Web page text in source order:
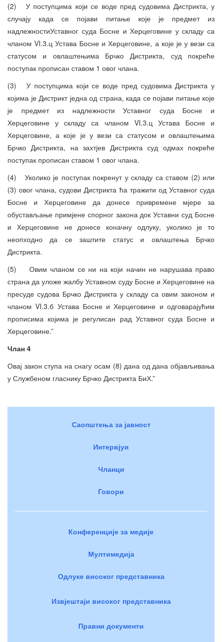
(2) У поступцима који се воде пред судовима Дистрикта, у
случају када се појави питање које је предмет из
надлежностиУставног суда Босне и Херцеговине у складу са
чланом VI.3.ц Устава Босне и Херцеговине, а које је у вези са
статусом и овлаштењима Брчко Дистрикта, суд покреће
поступак прописан ставом 1 овог члана.
(3) У поступцима који се воде пред судовима Дистрикта у
којима је Дистрикт једна од страна, када се појави питање које
је предмет из надлежности Уставног суда Босне и
Херцеговине у складу са чланом VI.3.ц Устава Босне и
Херцеговине, а које је у вези са статусом и овлаштењима
Брчко Дистрикта, на захтјев Дистрикта суд одмах покреће
поступак прописан ставом 1 овог члана.
(4) Уколико је поступак покренут у складу са ставом (2) или
(3) овог члана, судови Дистрикта ћа тражити од Уставног суда
Босне и Херцеговине да донесе привремене мјере за
обустављање примјене спорног закона док Уставни суд Босне
и Херцеговине не донесе коначну одлуку, уколико је то
неопходно да се заштите статус и овлаштења Брчко
Дистрикта.
(5) Овим чланом се ни на који начин не нарушава право
страна да уложе жалбу Уставном суду Босне и Херцеговине на
пресуде судова Брчко Дистрикта у складу са овим законом и
чланом VI.3.б Устава Босне и Херцеговине и одговарајућим
прописима којима је регулисан рад Уставног суда Босне и
Херцеговине.”
Члан 4
Овај закон ступа на снагу осам (8) дана од дана објављивања
у Службеном гласнику Брчко Дистрикта БиХ.”
Саопштења за јавност
Интервјуи
Чланци
Говори
Конференције за медије
Мултимедија
Одлуке високог представника
Извјештаји високог представника
Правни документи